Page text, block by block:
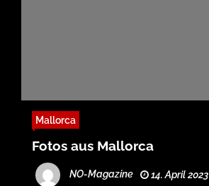
Mallorca
Fotos aus Mallorca
NO-Magazine 14. April 2023